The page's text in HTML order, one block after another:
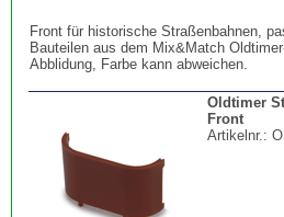
Front für historische Straßenbahnen,
Bauteilen aus dem Mix&Match
Abblidung, Farbe kann abweichen.
Oldtimer
Front
Artikelnr.: